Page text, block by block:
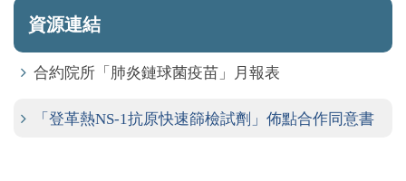
資源連結
合約院所「肺炎鏈球菌疫苗」月報表
「登革熱NS-1抗原快速篩檢試劑」佈點合作同意書